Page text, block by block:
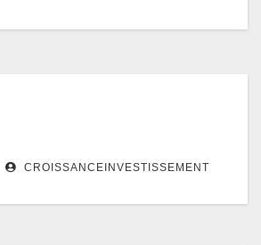
CROISSANCEINVESTISSEMENT